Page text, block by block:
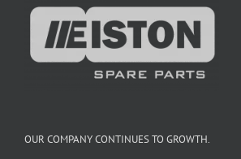
OUR COMPANY CONTINUES TO GROWTH.